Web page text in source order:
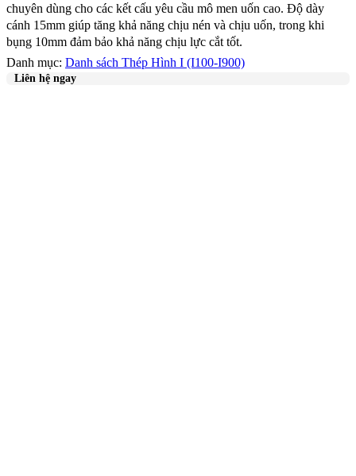
chuyên dùng cho các kết cấu yêu cầu mô men uốn cao. Độ dày
cánh 15mm giúp tăng khả năng chịu nén và chịu uốn, trong khi
bụng 10mm đảm bảo khả năng chịu lực cắt tốt.
Danh mục: Danh sách Thép Hình I (I100-I900)
Liên hệ ngay